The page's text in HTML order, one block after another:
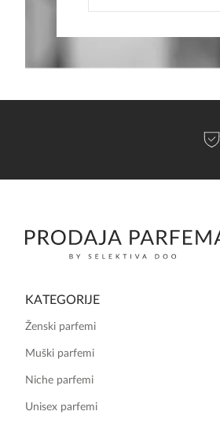
KATEGORIJE
Ženski parfemi
Muški parfemi
Niche parfemi
Unisex parfemi